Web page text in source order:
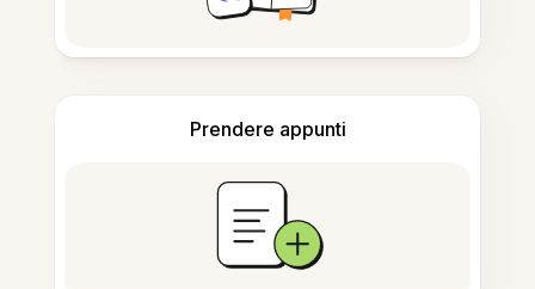
Prendere appunti